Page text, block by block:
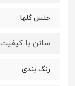
جنس گلها
ساتن با کیفیت
رنگ بندی